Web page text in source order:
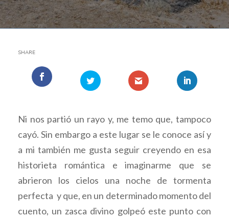
SHARE
Ni nos partió un rayo y, me temo que, tampoco
cayó. Sin embargo a este lugar se le conoce así y
a mi también me gusta seguir creyendo en esa
historieta romántica e imaginarme que se
abrieron los cielos una noche de tormenta
perfecta y que, en un determinado momento del
cuento, un zasca divino golpeó este punto con